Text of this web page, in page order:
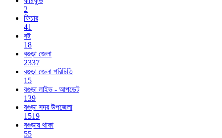
2
ফিচার
41
বই
18
বগুড়া জেলা
2337
বগুড়া জেলা পরিচিতি
15
বগুড়া লাইভ - আপডেট
139
বগুড়া সদর উপজেলা
1519
বগুড়ায় থাকা
55